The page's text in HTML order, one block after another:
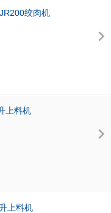
绞肉机
上料机
上料机